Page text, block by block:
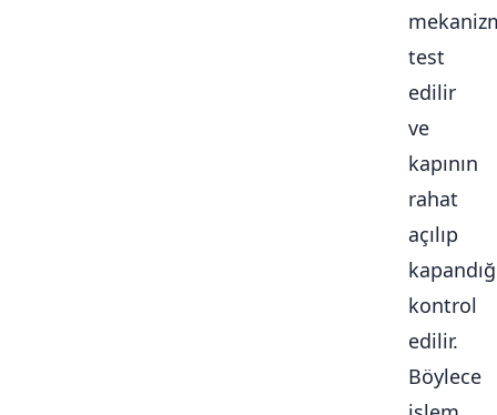
test
edilir
ve
kapının
rahat
açılıp
kontrol
edilir.
Böylece